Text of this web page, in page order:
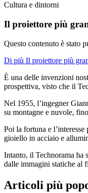
Cultura e dintorni
Il proiettore più
Questo contenuto è stato
Di più Il proiettore più
È una delle invenzioni
prospettiva, visto che il
Nel 1955, l’ingegner
su montagne e nuvole,
Poi la fortuna e
gioiello in acciaio e
Intanto, il Technorama ha
dalle immagini statiche al
Articoli più